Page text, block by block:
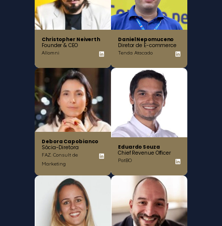
Christopher Neiverth
Founder & CEO
Allomni
Daniel Nepomuceno
Diretor de E-commerce
Tenda Atacado
Debora Capobianco
Sócia-Diretora
FAZ. Consult de
Marketing
Eduardo Souza
Chief Revenue Officer
PatBO